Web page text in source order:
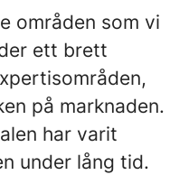
områden som vi
ett brett
på marknaden.
har varit
under lång tid.